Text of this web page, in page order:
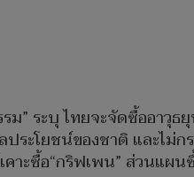
รม” ระบุ ไทยจะจัดซื้ออาวุ
ประโยชน์ของชาติ และไม่
คาะซื้อ“กริฟเพน” ส่วนแผน